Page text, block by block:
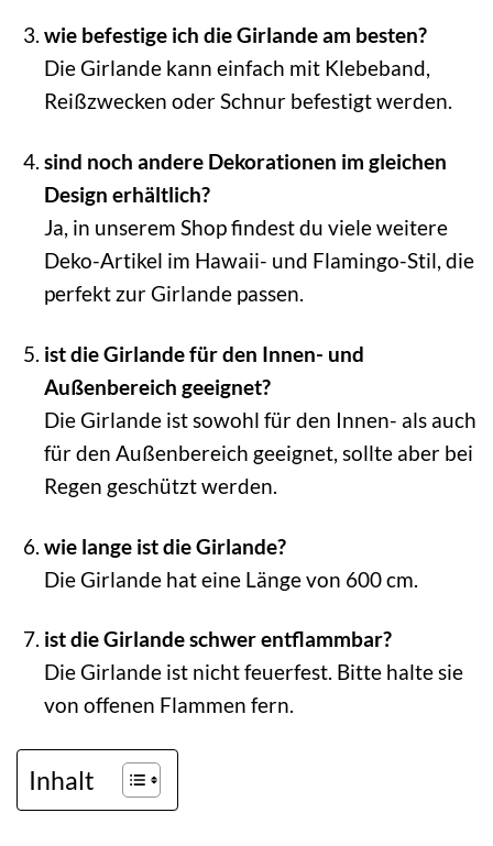
wie befestige ich die Girlande am besten?
Die Girlande kann einfach mit Klebeband,
Reißzwecken oder Schnur befestigt werden.
sind noch andere Dekorationen im gleichen
Design erhältlich?
Ja, in unserem Shop findest du viele weitere
Deko-Artikel im Hawaii- und Flamingo-Stil, die
perfekt zur Girlande passen.
ist die Girlande für den Innen- und
Außenbereich geeignet?
Die Girlande ist sowohl für den Innen- als auch
für den Außenbereich geeignet, sollte aber bei
Regen geschützt werden.
wie lange ist die Girlande?
Die Girlande hat eine Länge von 600 cm.
ist die Girlande schwer entflammbar?
Die Girlande ist nicht feuerfest. Bitte halte sie
von offenen Flammen fern.
Inhalt